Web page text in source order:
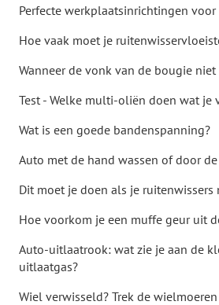
Perfecte werkplaatsinrichtingen
Hoe vaak moet je
Wanneer de vonk van de bougie
Test - Welke multi-oliën doen wat je
Wat is een goede bandenspanning?
Auto met de hand wassen of door
Dit moet je doen als je ruitenwissers
Hoe voorkom je een muffe geur uit
Auto-uitlaatrook: wat zie je aan de
uitlaatgas?
Wiel verwisseld? Trek de